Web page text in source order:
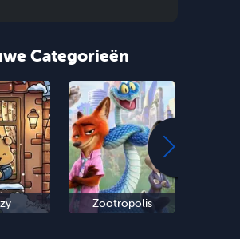
Categorieën
Zootropolis